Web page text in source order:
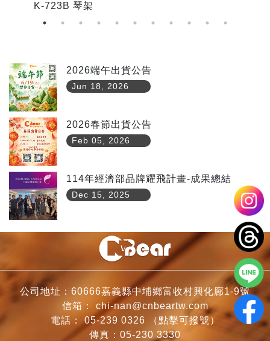
K-723B 琴架
2026端午出貨公告
Jun 18, 2026
2026春節出貨公告
Feb 05, 2026
114年經濟部品牌耀飛計畫-成果總結
Dec 15, 2025
公司地址：60666嘉義縣中埔鄉富收村興化廍1-9號
信箱： chi-nan@cnbeartw.com
電話：05-239 0326
（點擊可撥號）
傳真：05-230 3330